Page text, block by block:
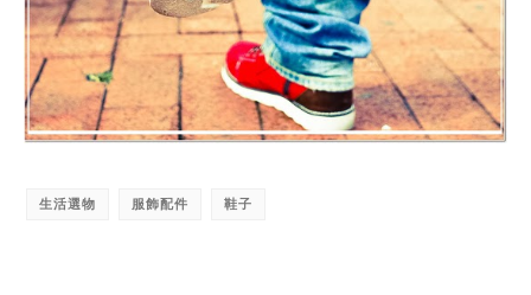
生活選物 服飾配件 鞋子